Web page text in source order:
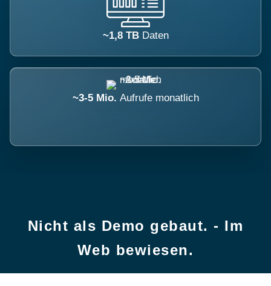
~1,8 TB Daten
~3-5 Mio. Aufrufe monatlich
Nicht als Demo gebaut. - Im
Web bewiesen.